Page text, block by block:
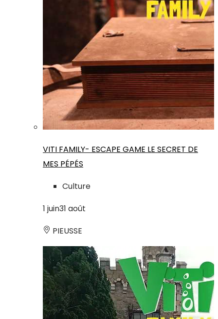
VITI FAMILY- ESCAPE GAME LE SECRET DE
MES PÉPÉS
Culture
1 juin31 août
PIEUSSE